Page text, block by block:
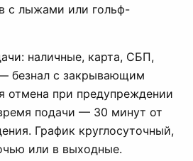
с лыжами или гольф-
наличные, карта, СБП,
безнал с закрывающим
отмена при предупреждении
подачи — 30 минут от
График круглосуточный,
или в выходные.